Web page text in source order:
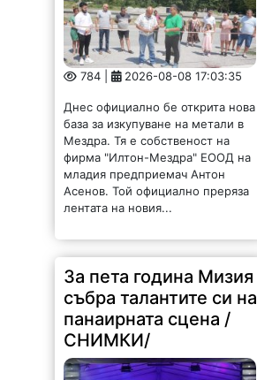
784 | 2026-08-08 17:03:35
Днес официално бе открита нова
база за изкупуване на метали в
Мездра. Тя е собственост на
фирма "Илтон-Мездра" ЕООД на
младия предприемач Антон
Асенов. Той официално преряза
лентата на новия...
За пета година Мизия
събра талантите си на
панаирната сцена /
СНИМКИ/